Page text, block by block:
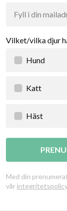
Dessa
du som registrerad